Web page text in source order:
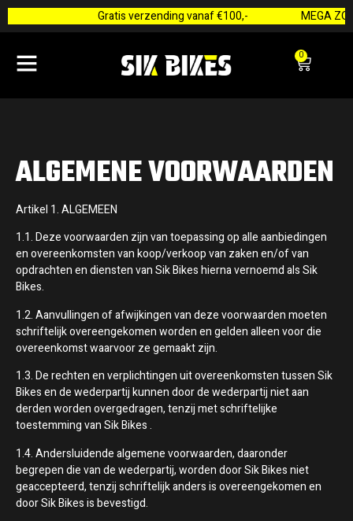
Gratis verzending vanaf €100,- MEGA
0
ALGEMENE VOORWAARDEN
Artikel 1. ALGEMEEN
1.1. Deze voorwaarden zijn van toepassing op alle aanbiedingen
en overeenkomsten van koop/verkoop van zaken en/of van
opdrachten en diensten van Sik Bikes hierna vernoemd als Sik
Bikes.
1.2. Aanvullingen of afwijkingen van deze voorwaarden moeten
schriftelijk overeengekomen worden en gelden alleen voor die
overeenkomst waarvoor ze gemaakt zijn.
1.3. De rechten en verplichtingen uit overeenkomsten tussen Sik
Bikes en de wederpartij kunnen door de wederpartij niet aan
derden worden overgedragen, tenzij met schriftelijke
toestemming van Sik Bikes .
1.4. Andersluidende algemene voorwaarden, daaronder
begrepen die van de wederpartij, worden door Sik Bikes niet
geaccepteerd, tenzij schriftelijk anders is overeengekomen en
door Sik Bikes is bevestigd.